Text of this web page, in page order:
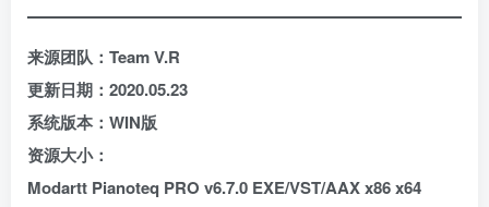
来源团队：Team V.R
更新日期：2020.05.23
系统版本：WIN版
资源大小：
Modartt Pianoteq PRO v6.7.0 EXE/VST/AAX x86 x64